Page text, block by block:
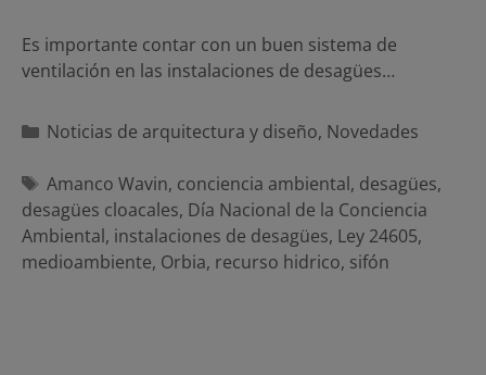
Es importante contar con un buen sistema de
ventilación en las instalaciones de desagües…
Categorías
Noticias de arquitectura y diseño, Novedades
Etiquetas
Amanco Wavin, conciencia ambiental, desagües,
desagües cloacales, Día Nacional de la Conciencia
Ambiental, instalaciones de desagües, Ley 24605,
medioambiente, Orbia, recurso hidrico, sifón